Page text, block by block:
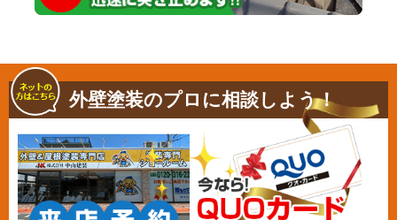
外壁塗装のプロに相談しよう！